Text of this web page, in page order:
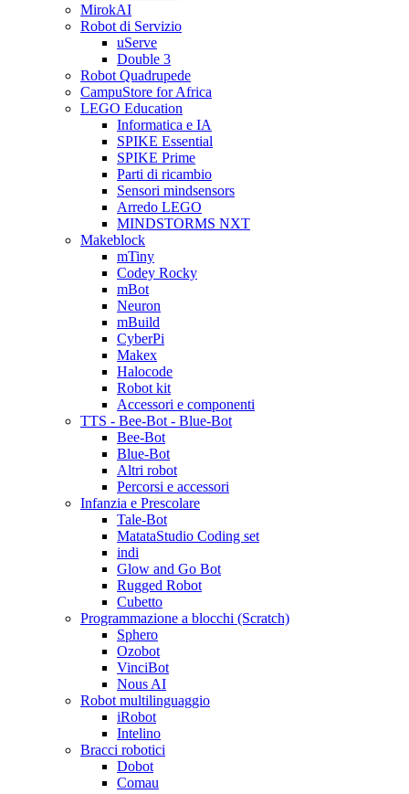
MirokAI
Robot di Servizio
uServe
Double 3
Robot Quadrupede
CampuStore for Africa
LEGO Education
Informatica e IA
SPIKE Essential
SPIKE Prime
Parti di ricambio
Sensori mindsensors
Arredo LEGO
MINDSTORMS NXT
Makeblock
mTiny
Codey Rocky
mBot
Neuron
mBuild
CyberPi
Makex
Halocode
Robot kit
Accessori e componenti
TTS - Bee-Bot - Blue-Bot
Bee-Bot
Blue-Bot
Altri robot
Percorsi e accessori
Infanzia e Prescolare
Tale-Bot
MatataStudio Coding set
indi
Glow and Go Bot
Rugged Robot
Cubetto
Programmazione a blocchi (Scratch)
Sphero
Ozobot
VinciBot
Nous AI
Robot multilinguaggio
iRobot
Intelino
Bracci robotici
Dobot
Comau